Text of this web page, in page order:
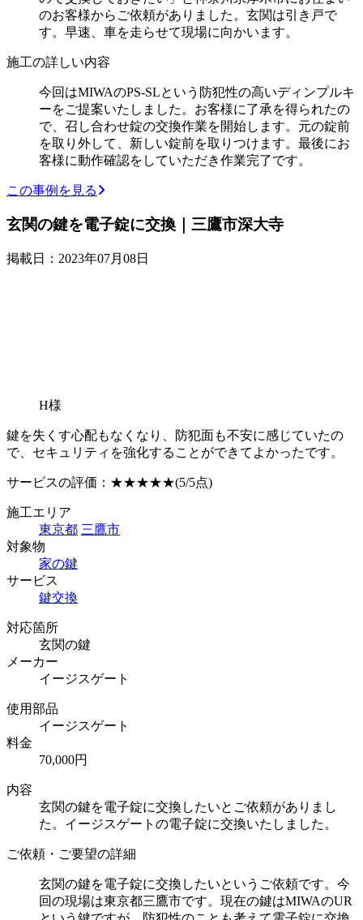
のお客様からご依頼がありました。玄関は引き戸で
す。早速、車を走らせて現場に向かいます。
施工の詳しい内容
今回はMIWAのPS-SLという防犯性の高いディンプルキ
ーをご提案いたしました。お客様に了承を得られたの
で、召し合わせ錠の交換作業を開始します。元の錠前
を取り外して、新しい錠前を取りつけます。最後にお
客様に動作確認をしていただき作業完了です。
この事例を見る
玄関の鍵を電子錠に交換｜三鷹市深大寺
掲載日：2023年07月08日
H様
鍵を失くす心配もなくなり、防犯面も不安に感じていたの
で、セキュリティを強化することができてよかったです。
サービスの評価： ★★★★★(5/5点)
施工エリア
東京都 三鷹市
対象物
家の鍵
サービス
鍵交換
対応箇所
玄関の鍵
メーカー
イージスゲート
使用部品
イージスゲート
料金
70,000円
内容
玄関の鍵を電子錠に交換したいとご依頼がありまし
た。イージスゲートの電子錠に交換いたしました。
ご依頼・ご要望の詳細
玄関の鍵を電子錠に交換したいというご依頼です。今
回の現場は東京都三鷹市です。現在の鍵はMIWAのUR